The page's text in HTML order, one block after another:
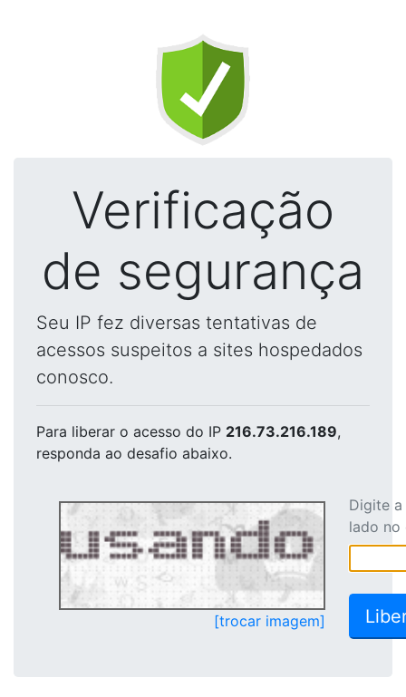
Verificação
de segurança
Seu IP fez diversas tentativas de
acessos suspeitos a sites hospedados
conosco.
Para liberar o acesso do IP 216.73.216.189,
responda ao desafio abaixo.
[trocar imagem]
Digite
lado no